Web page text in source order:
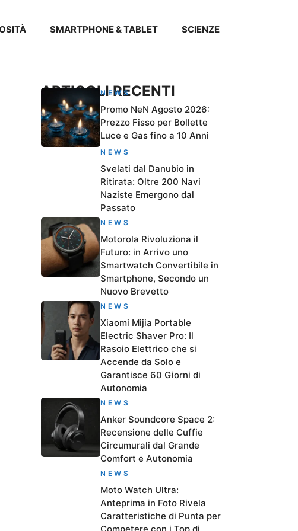
SMARTPHONE & TABLET SCIENZE
ARTICOLI RECENTI
NEWS
Promo NeN Agosto 2026:
Prezzo Fisso per Bollette
Luce e Gas fino a 10 Anni
NEWS
Svelati dal Danubio in
Ritirata: Oltre 200 Navi
Naziste Emergono dal
Passato
NEWS
Motorola Rivoluziona il
Futuro: in Arrivo uno
Smartwatch Convertibile in
Smartphone, Secondo un
Nuovo Brevetto
NEWS
Xiaomi Mijia Portable
Electric Shaver Pro: Il
Rasoio Elettrico che si
Accende da Solo e
Garantisce 60 Giorni di
Autonomia
NEWS
Anker Soundcore Space 2:
Recensione delle Cuffie
Circumurali dal Grande
Comfort e Autonomia
NEWS
Moto Watch Ultra:
Anteprima in Foto Rivela
Caratteristiche di Punta per